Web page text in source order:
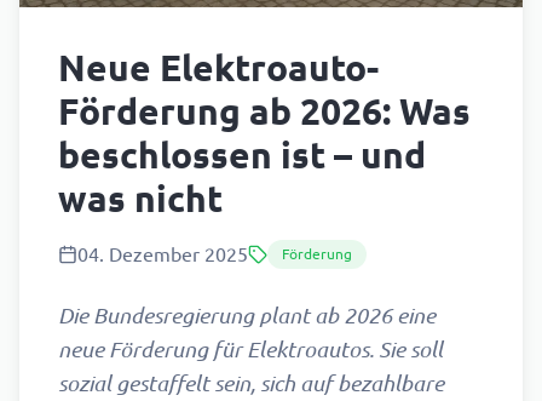
Neue Elektroauto-
Förderung ab 2026: Was
beschlossen ist – und
was nicht
04. Dezember 2025 Förderung
Die Bundesregierung plant ab 2026 eine
neue Förderung für Elektroautos. Sie soll
sozial gestaffelt sein, sich auf bezahlbare